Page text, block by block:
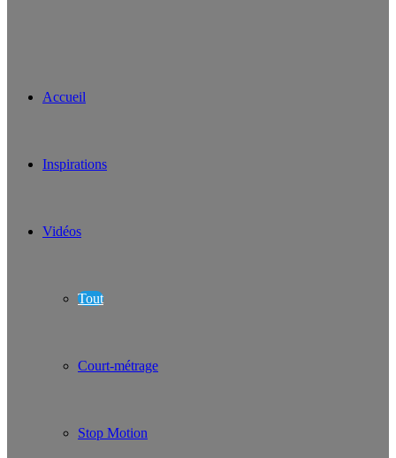
Accueil
Inspirations
Vidéos
Tout
Court-métrage
Stop Motion